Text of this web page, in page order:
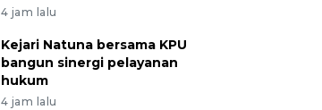
4 jam lalu
Kejari Natuna bersama KPU
bangun sinergi pelayanan
hukum
4 jam lalu